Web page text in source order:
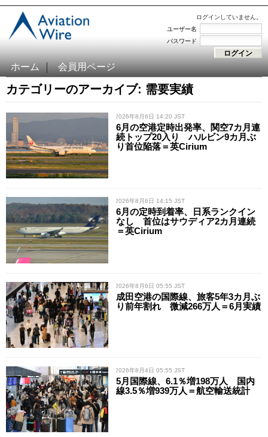
ログインしていません。
ユーザー名
パスワード
ホーム 会員用ページ
カテゴリーのアーカイブ: 需要実績
/ 2026年8月6日 14:20 JST
6月の空港定時出発率、関空7カ月連
続トップ20入り ハルビン9カ月ぶ
り首位陥落＝英Cirium
/ 2026年8月6日 14:15 JST
6月の定時到着率、日系ランクイン
なし 首位はサウディア2カ月連続
＝英Cirium
/ 2026年8月6日 05:55 JST
成田空港の国際線、旅客5年3カ月ぶ
り前年割れ 微減266万人＝6月実績
/ 2026年8月4日 05:55 JST
5月国際線、6.1％増198万人 国内
線3.5％増939万人＝航空輸送統計